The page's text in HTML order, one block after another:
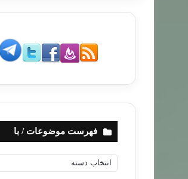
فهرست موضوعات / با
ه